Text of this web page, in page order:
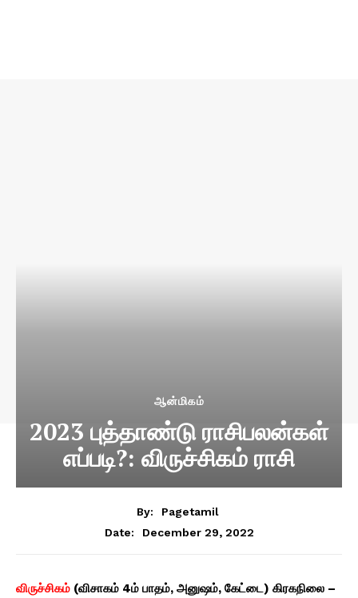
ஆன்மிகம்
2023 புத்தாண்டு ராசிபலன்கள்
எப்படி?: விருச்சிகம் ராசி
By:
Pagetamil
Date:
December 29, 2022
விருச்சிகம் (விசாகம் 4ம் பாதம், அனுஷம், கேட்டை) கிரகநிலை –